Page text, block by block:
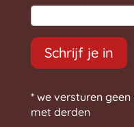
Schrijf je in
* we versturen
met derden